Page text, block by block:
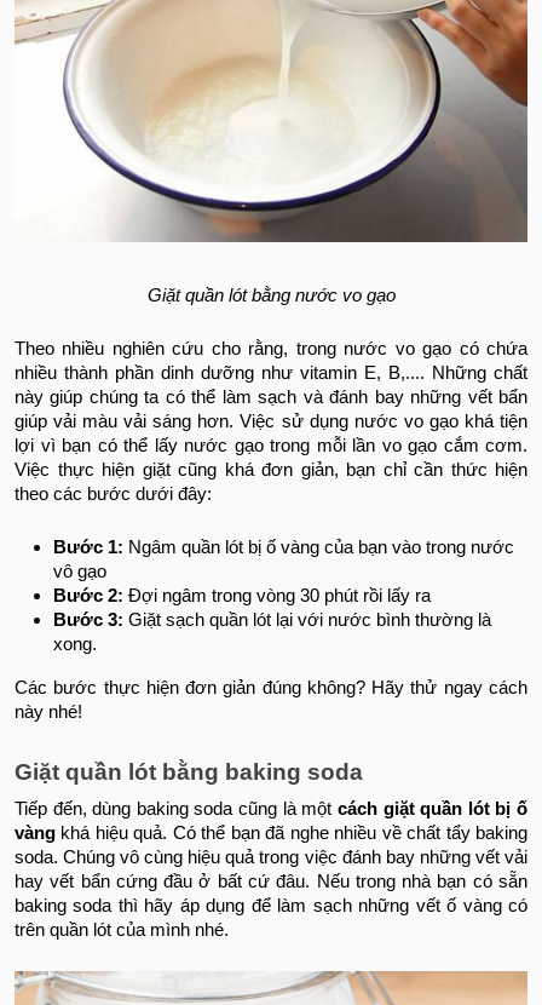
Giặt quần lót bằng nước vo gạo
Theo nhiều nghiên cứu cho rằng, trong nước vo gạo có chứa
nhiều thành phần dinh dưỡng như vitamin E, B,.... Những chất
này giúp chúng ta có thể làm sạch và đánh bay những vết bẩn
giúp vải màu vải sáng hơn. Việc sử dụng nước vo gạo khá tiện
lợi vì bạn có thể lấy nước gạo trong mỗi lần vo gạo cắm cơm.
Việc thực hiện giặt cũng khá đơn giản, bạn chỉ cần thức hiện
theo các bước dưới đây:
Bước 1: Ngâm quần lót bị ố vàng của bạn vào trong nước
vô gạo
Bước 2: Đợi ngâm trong vòng 30 phút rồi lấy ra
Bước 3: Giặt sạch quần lót lại với nước bình thường là
xong.
Các bước thực hiện đơn giản đúng không? Hãy thử ngay cách
này nhé!
Giặt quần lót bằng baking soda
Tiếp đến, dùng baking soda cũng là một cách giặt quần lót bị ố
vàng khá hiệu quả. Có thể bạn đã nghe nhiều về chất tẩy baking
soda. Chúng vô cùng hiệu quả trong việc đánh bay những vết vải
hay vết bẩn cứng đầu ở bất cứ đâu. Nếu trong nhà bạn có sẵn
baking soda thì hãy áp dụng để làm sạch những vết ố vàng có
trên quần lót của mình nhé.